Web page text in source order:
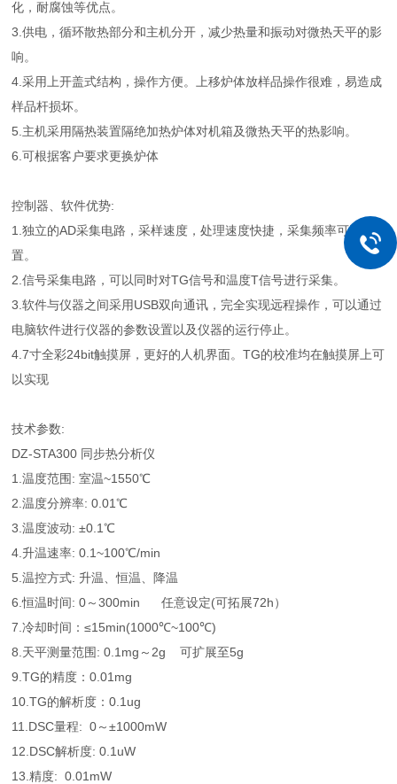
化，耐腐蚀等优点。
3.供电，循环散热部分和主机分开，减少热量和振动对微热天平的影
响。
4.采用上开盖式结构，操作方便。上移炉体放样品操作很难，易造成
样品杆损坏。
5.主机采用隔热装置隔绝加热炉体对机箱及微热天平的热影响。
6.可根据客户要求更换炉体
控制器、软件优势:
1.独立的AD采集电路，采样速度，处理速度快捷，采集频率可以设
置。
2.信号采集电路，可以同时对TG信号和温度T信号进行采集。
3.软件与仪器之间采用USB双向通讯，完全实现远程操作，可以通过
电脑软件进行仪器的参数设置以及仪器的运行停止。
4.7寸全彩24bit触摸屏，更好的人机界面。TG的校准均在触摸屏上可
以实现
技术参数:
DZ-STA300 同步热分析仪
1.温度范围: 室温~1550℃
2.温度分辨率: 0.01℃
3.温度波动: ±0.1℃
4.升温速率: 0.1~100℃/min
5.温控方式: 升温、恒温、降温
6.恒温时间: 0～300min 任意设定(可拓展72h）
7.冷却时间：≤15min(1000℃~100℃)
8.天平测量范围: 0.1mg～2g 可扩展至5g
9.TG的精度：0.01mg
10.TG的解析度：0.1ug
11.DSC量程: 0～±1000mW
12.DSC解析度: 0.1uW
13.精度: 0.01mW